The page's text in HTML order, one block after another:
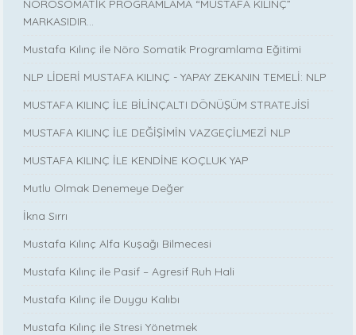
NÖROSOMATİK PROGRAMLAMA “MUSTAFA KILINÇ”
MARKASIDIR…
Mustafa Kılınç ile Nöro Somatik Programlama Eğitimi
NLP LİDERİ MUSTAFA KILINÇ - YAPAY ZEKANIN TEMELİ: NLP
MUSTAFA KILINÇ İLE BİLİNÇALTI DÖNÜŞÜM STRATEJİSİ
MUSTAFA KILINÇ İLE DEĞİŞİMİN VAZGEÇİLMEZİ NLP
MUSTAFA KILINÇ İLE KENDİNE KOÇLUK YAP
Mutlu Olmak Denemeye Değer
İkna Sırrı
Mustafa Kılınç Alfa Kuşağı Bilmecesi
Mustafa Kılınç ile Pasif – Agresif Ruh Hali
Mustafa Kılınç ile Duygu Kalıbı
Mustafa Kılınç ile Stresi Yönetmek